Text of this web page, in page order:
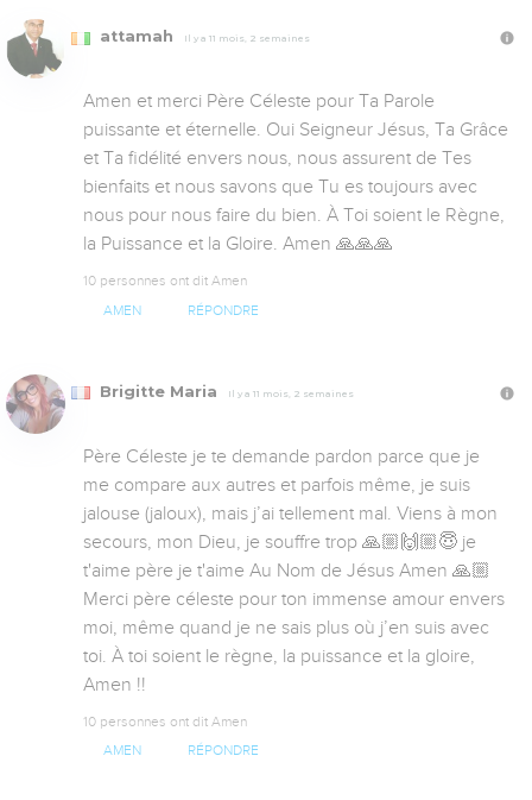
attamah Il y a 11 mois, 2 semaines
Amen et merci Père Céleste pour Ta Parole
puissante et éternelle. Oui Seigneur Jésus, Ta Grâce
et Ta fidélité envers nous, nous assurent de Tes
bienfaits et nous savons que Tu es toujours avec
nous pour nous faire du bien. À Toi soient le Règne,
la Puissance et la Gloire. Amen 🙏🙏🙏
10 personnes ont dit Amen
AMEN RÉPONDRE
Brigitte Maria Il y a 11 mois, 2 semaines
Père Céleste je te demande pardon parce que je
me compare aux autres et parfois même, je suis
jalouse (jaloux), mais j’ai tellement mal. Viens à mon
secours, mon Dieu, je souffre trop 🙏🏼🙌🏼😇 je
t'aime père je t'aime Au Nom de Jésus Amen 🙏🏼
Merci père céleste pour ton immense amour envers
moi, même quand je ne sais plus où j’en suis avec
toi. À toi soient le règne, la puissance et la gloire,
Amen !!
10 personnes ont dit Amen
AMEN RÉPONDRE